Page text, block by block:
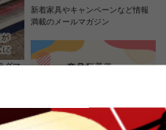
グマ
新着家具やキャンペーンなど情報
満載のメールマガジン